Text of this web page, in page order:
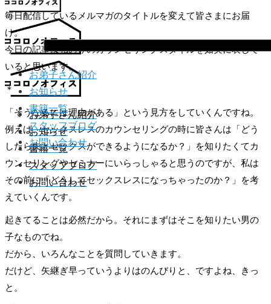
お弟子さん紹介
お知らせ
書籍一覧
スタッフブログ
お問い合わせ
お弟子さん紹介
お知らせ
書籍一覧
スタッフブログ
お問い合わせ
毎日配信しているメルマガのタイトルを変えて皆さまにお届
け。
今日の記事は私の今のカウンセリングスタイルを如実に表して
いると思います。
＊
「そうなるには理由がある」という見方をしていくんですね。
例えば、セックスレスのカウンセリングの時に皆さんは「どう
したら夫とセックスができるようになるか？」を知りたくてカ
ウンセリングやセミナーにいらっしゃると思うのですが、私は
その前に「どうしてセックスレスになっちゃったのか？」を考
えていくんです。
起きてることは必然だから。それにまずはそこを知りたい男の
子なものでね。
だから、いろんなことを質問していきます。
だけど、矢継ぎ早っていうよりはのんびりと、ですよね、きっ
と。